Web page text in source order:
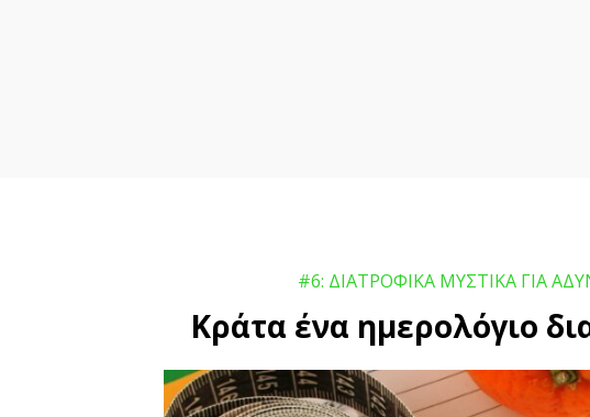
#6: ΔΙΑΤΡΟΦΙΚΑ ΜΥΣΤΙΚΑ ΓΙΑ
Κράτα ένα ημερολόγιο